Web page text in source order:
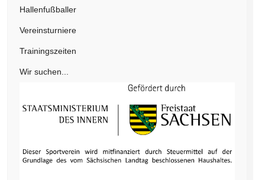
Hallenfußballer
Vereinsturniere
Trainingszeiten
Wir suchen...